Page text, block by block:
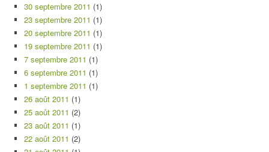
30 septembre 2011 (1)
23 septembre 2011 (1)
20 septembre 2011 (1)
19 septembre 2011 (1)
7 septembre 2011 (1)
6 septembre 2011 (1)
1 septembre 2011 (1)
26 août 2011 (1)
25 août 2011 (2)
23 août 2011 (1)
22 août 2011 (2)